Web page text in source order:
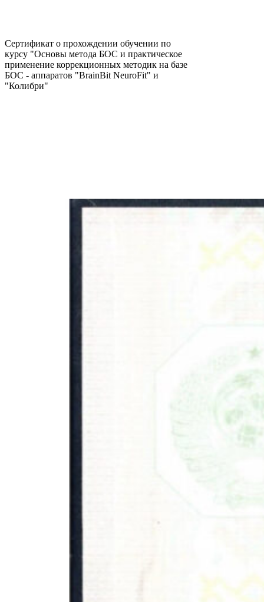
Сертификат о прохождении обучении по
курсу "Основы метода БОС и практическое
применение коррекционных методик на базе
БОС - аппаратов "BrainBit NeuroFit" и
"Колибри"